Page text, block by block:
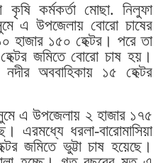
কর্মকর্তা মোছা. নিলুফা
এ উপজেলায় বোরো চাষের
হাজার ১৫০ হেক্টর। পরে তা
জমিতে বোরো চাষ হয়।
অববাহিকায় ১৫ হেক্টর
এ উপজেলায় ২ হাজার ১৭৫
এরমধ্যে ধরলা-বারোমাসিয়া
জমিতে ভুট্টা চাষ হয়েছে।